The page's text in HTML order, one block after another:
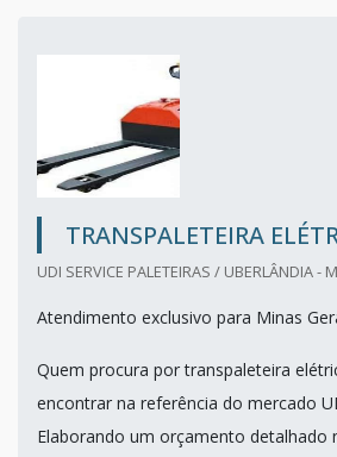
TRANSPALETEIRA
UDI SERVICE PALETEIRAS / UBERLÂNDIA -
Atendimento exclusivo para Minas
Quem procura por transpaleteira
encontrar na referência do mercado
Elaborando um orçamento detalhado